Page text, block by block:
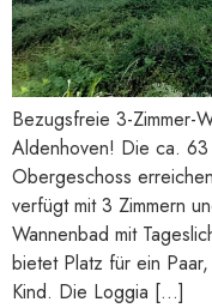
Bezugsfreie 3-Zimmer-
Aldenhoven! Die ca. 63
Obergeschoss
verfügt mit 3 Zimmern
Wannenbad mit
bietet Platz für ein
Kind. Die Loggia […]